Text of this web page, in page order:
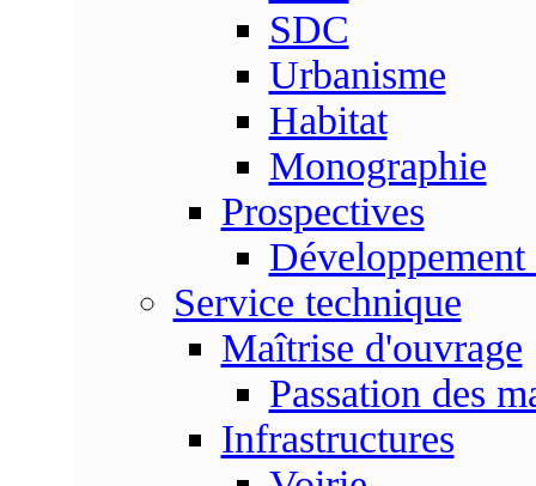
SDC
Urbanisme
Habitat
Monographie
Prospectives
Développement
Service technique
Maîtrise d'ouvrage
Passation des
Infrastructures